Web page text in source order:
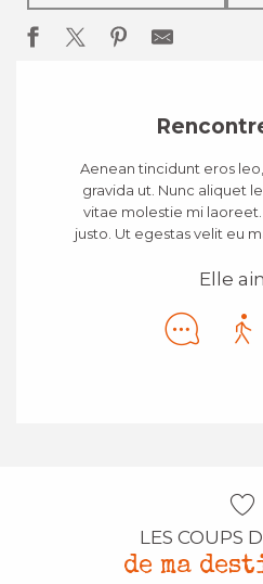
Aenean tincidunt eros
gravida ut. Nunc aliquet
vitae molestie mi
justo. Ut egestas velit eu
Elle
LES COUPS
de ma